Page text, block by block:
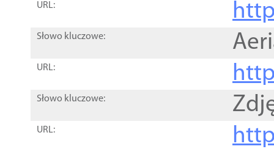
URL:
Słowo kluczowe:
URL:
Słowo kluczowe:
URL: